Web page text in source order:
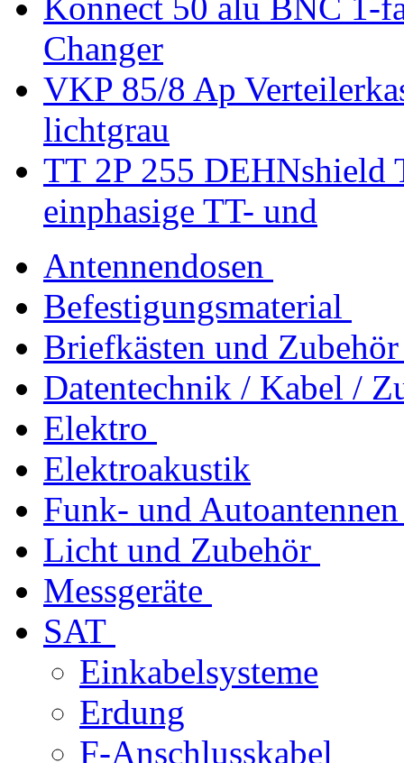
Konnect 50 alu BNC 1-
Changer
VKP 85/8 Ap
lichtgrau
TT 2P 255
einphasige TT- und
Antennendosen
Befestigungsmaterial
Briefkästen und Zubehör
Datentechnik / Kabel /
Elektro
Elektroakustik
Funk- und Autoantennen
Licht und Zubehör
Messgeräte
SAT
Einkabelsysteme
Erdung
F-Anschlusskabel